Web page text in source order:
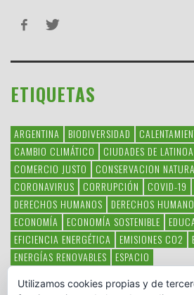
ETIQUETAS
ARGENTINA BIODIVERSIDAD
CAMBIO CLIMÁTICO
CIUDADES DE
COMERCIO JUSTO
CONSERVACION
CORONAVIRUS
CORRUPCIÓN COVID-19
DERECHOS HUMANOS
DERECHOS
ECONOMÍA
ECONOMÍA SOSTENIBLE
EFICIENCIA ENERGÉTICA
EMISIONES CO2
ENERGÍAS RENOVABLES
ESPACIO
HAMBRE LATINOAMÉRICA MEDIO
Utilizamos cookies propias y de